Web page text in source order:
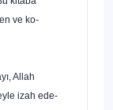
ve ko­
Allah
izah ede­